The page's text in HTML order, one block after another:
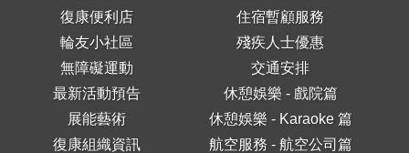
復康便利店
輪友小社區
無障礙運動
最新活動預告
展能藝術
復康組織資訊
住宿暫顧服務
殘疾人士優惠
交通安排
休憩娛樂 - 戲院篇
休憩娛樂 - Karaoke 篇
航空服務 - 航空公司篇